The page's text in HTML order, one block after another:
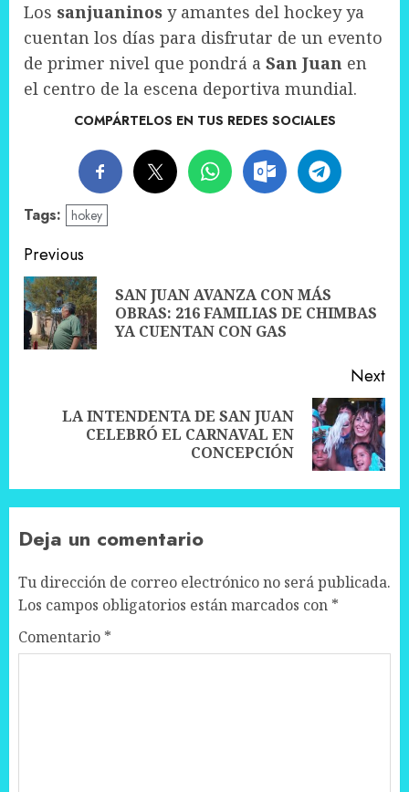
Los sanjuaninos y amantes del hockey ya
cuentan los días para disfrutar de un evento
de primer nivel que pondrá a San Juan en
el centro de la escena deportiva mundial.
COMPÁRTELOS EN TUS REDES SOCIALES
Tags: hokey
Post
navigation
Previous
SAN JUAN AVANZA CON MÁS
OBRAS: 216 FAMILIAS DE CHIMBAS
YA CUENTAN CON GAS
Next
LA INTENDENTA DE SAN JUAN
CELEBRÓ EL CARNAVAL EN
CONCEPCIÓN
Deja un comentario
Tu dirección de correo electrónico no será publicada.
Los campos obligatorios están marcados con *
Comentario *